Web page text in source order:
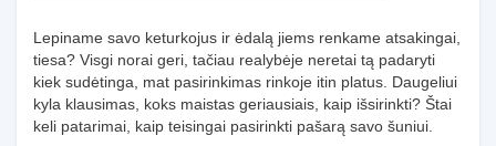
Lepiname savo keturkojus ir ėdalą jiems renkame atsakingai,
tiesa? Visgi norai geri, tačiau realybėje neretai tą padaryti
kiek sudėtinga, mat pasirinkimas rinkoje itin platus. Daugeliui
kyla klausimas, koks maistas geriausiais, kaip išsirinkti? Štai
keli patarimai, kaip teisingai pasirinkti pašarą savo šuniui.